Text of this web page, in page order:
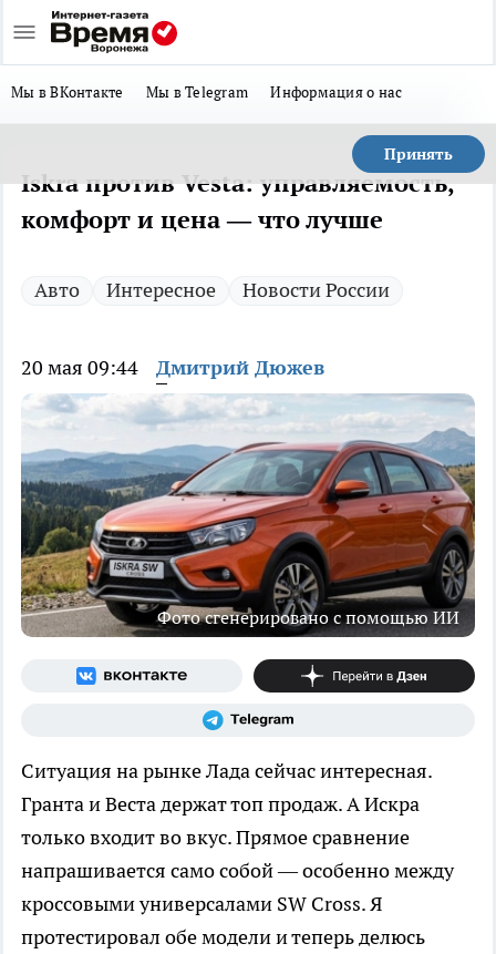
Мы в ВКонтакте Мы в Telegram Информация о нас
Принять
Iskra против Vesta: управляемость,
комфорт и цена — что лучше
Авто Интересное Новости России
20 мая 09:44 Дмитрий Дюжев
Фото сгенерировано с помощью ИИ
Ситуация на рынке Лада сейчас интересная.
Гранта и Веста держат топ продаж. А Искра
только входит во вкус. Прямое сравнение
напрашивается само собой — особенно между
кроссовыми универсалами SW Cross. Я
протестировал обе модели и теперь делюсь